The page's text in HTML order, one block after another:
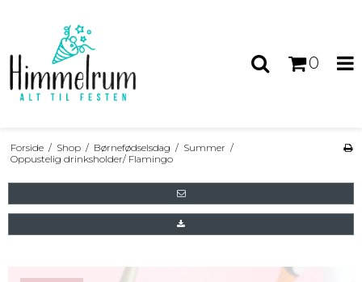
0
Forside / Shop / Børnefødselsdag / Summer /
Oppustelig drinksholder/ Flamingo